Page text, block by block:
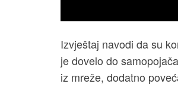
Izvještaj navodi da su
je dovelo do
iz mreže, dodatno